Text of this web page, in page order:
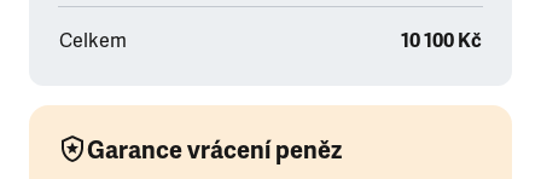
Celkem 10 100 Kč
Garance vrácení peněz